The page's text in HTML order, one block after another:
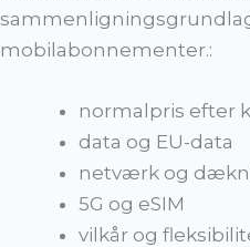
Inkluderet
tilbud
Selskab
mobilabonnementer.:
normalpris efter
data og EU-data
netværk og
5G og eSIM
vilkår og